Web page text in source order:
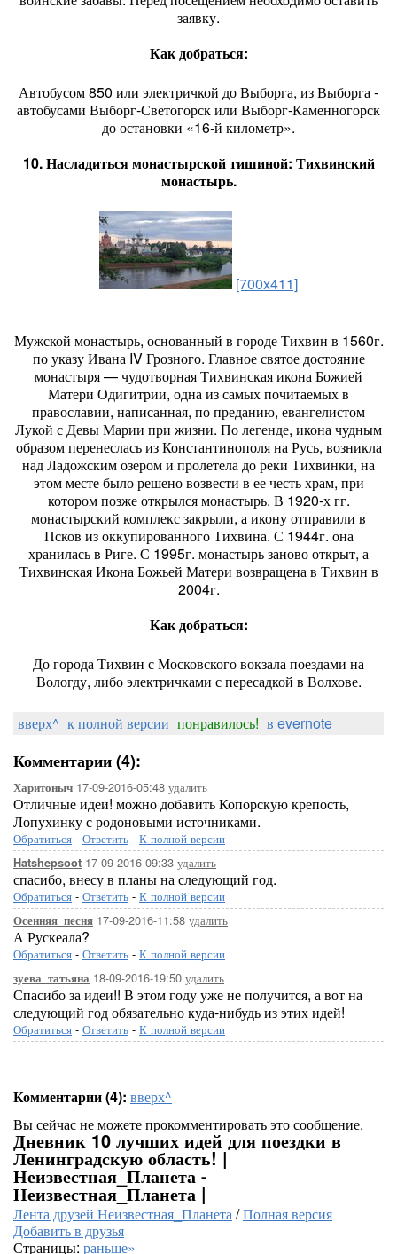
заявку.
Как добраться:
Автобусом 850 или электричкой до Выборга, из Выборга -
автобусами Выборг-Светогорск или Выборг-Каменногорск
до остановки «16-й километр».
10. Насладиться монастырской тишиной: Тихвинский
монастырь.
[700x411]
Мужской монастырь, основанный в городе Тихвин в 1560г.
по указу Ивана IV Грозного. Главное святое достояние
монастыря — чудотворная Тихвинская икона Божией
Матери Одигитрии, одна из самых почитаемых в
православии, написанная, по преданию, евангелистом
Лукой с Девы Марии при жизни. По легенде, икона чудным
образом перенеслась из Константинополя на Русь, возникла
над Ладожским озером и пролетела до реки Тихвинки, на
этом месте было решено возвести в ее честь храм, при
котором позже открылся монастырь. В 1920-х гг.
монастырский комплекс закрыли, а икону отправили в
Псков из оккупированного Тихвина. С 1944г. она
хранилась в Риге. С 1995г. монастырь заново открыт, а
Тихвинская Икона Божьей Матери возвращена в Тихвин в
2004г.
Как добраться:
До города Тихвин с Московского вокзала поездами на
Вологду, либо электричками с пересадкой в Волхове.
вверх^ к полной версии понравилось! в evernote
Комментарии (4):
Харитоныч 17-09-2016-05:48 удалить
Отличные идеи! можно добавить Копорскую крепость,
Лопухинку с родоновыми источниками.
Обратиться - Ответить - К полной версии
Hatshepsoot 17-09-2016-09:33 удалить
спасибо, внесу в планы на следующий год.
Обратиться - Ответить - К полной версии
Осенняя_песня 17-09-2016-11:58 удалить
А Рускеала?
Обратиться - Ответить - К полной версии
зуева_татьяна 18-09-2016-19:50 удалить
Спасибо за идеи!! В этом году уже не получится, а вот на
следующий год обязательно куда-нибудь из этих идей!
Обратиться - Ответить - К полной версии
Комментарии (4): вверх^
Вы сейчас не можете прокомментировать это сообщение.
Дневник 10 лучших идей для поездки в
Ленинградскую область! |
Неизвестная_Планета -
Неизвестная_Планета |
Лента друзей Неизвестная_Планета/Полная версия
Добавить в друзья
Страницы: раньше»